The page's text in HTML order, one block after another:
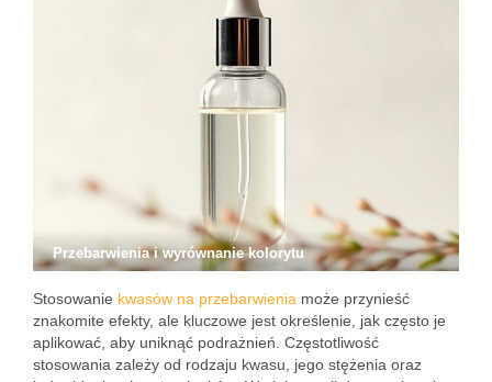
Przebarwienia i wyrównanie kolorytu
Stosowanie kwasów na przebarwienia może przynieść
znakomite efekty, ale kluczowe jest określenie, jak często je
aplikować, aby uniknąć podrażnień. Częstotliwość
stosowania zależy od rodzaju kwasu, jego stężenia oraz